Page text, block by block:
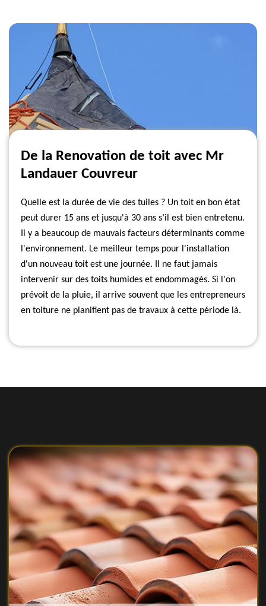
De la Renovation de toit avec Mr
Landauer Couvreur
Quelle est la durée de vie des tuiles ? Un toit en bon état
peut durer 15 ans et jusqu'à 30 ans s’il est bien entretenu.
Il y a beaucoup de mauvais facteurs déterminants comme
l'environnement. Le meilleur temps pour l'installation
d'un nouveau toit est une journée. Il ne faut jamais
intervenir sur des toits humides et endommagés. Si l'on
prévoit de la pluie, il arrive souvent que les entrepreneurs
en toiture ne planifient pas de travaux à cette période là.